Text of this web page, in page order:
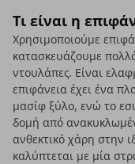
Τι είναι η
Χρησιμοποιούμε
κατασκευάζουμε
ντουλάπες. Είναι
επιφάνεια έχει ένα
μασίφ ξύλο, ενώ το
δομή από
ανθεκτικό χάρη στην
καλύπτεται με μία